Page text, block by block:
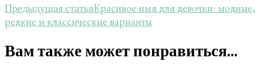
Предыдущая статьяКрасивое имя для девочки: модные,
редкие и классические варианты
Вам также может понравиться...